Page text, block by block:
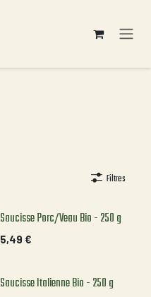
Filtres
Saucisse Porc/Veau Bio - 250 g
5,49 €
Saucisse Italienne Bio - 250 g